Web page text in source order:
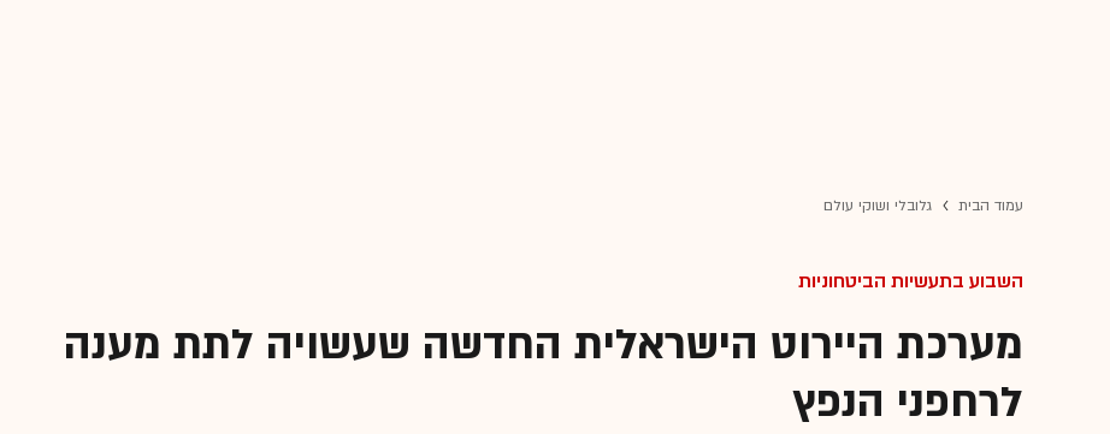
עמוד הבית גלובלי ושוקי עולם
השבוע בתעשיות הביטחוניות
מערכת היירוט הישראלית החדשה שעשויה לתת מענה
לרחפני הנפץ